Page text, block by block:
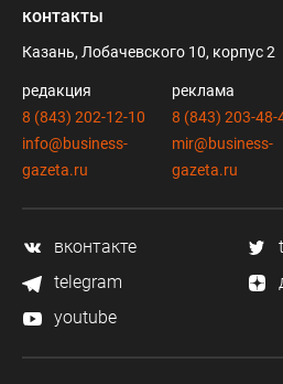
контакты
Казань, Лобачевского 10, корпус 2
редакция
8 (843) 202-12-10
info@business-
gazeta.ru
реклама
8 (843) 203-48-
mir@business-
gazeta.ru
вконтакте
telegram
youtube